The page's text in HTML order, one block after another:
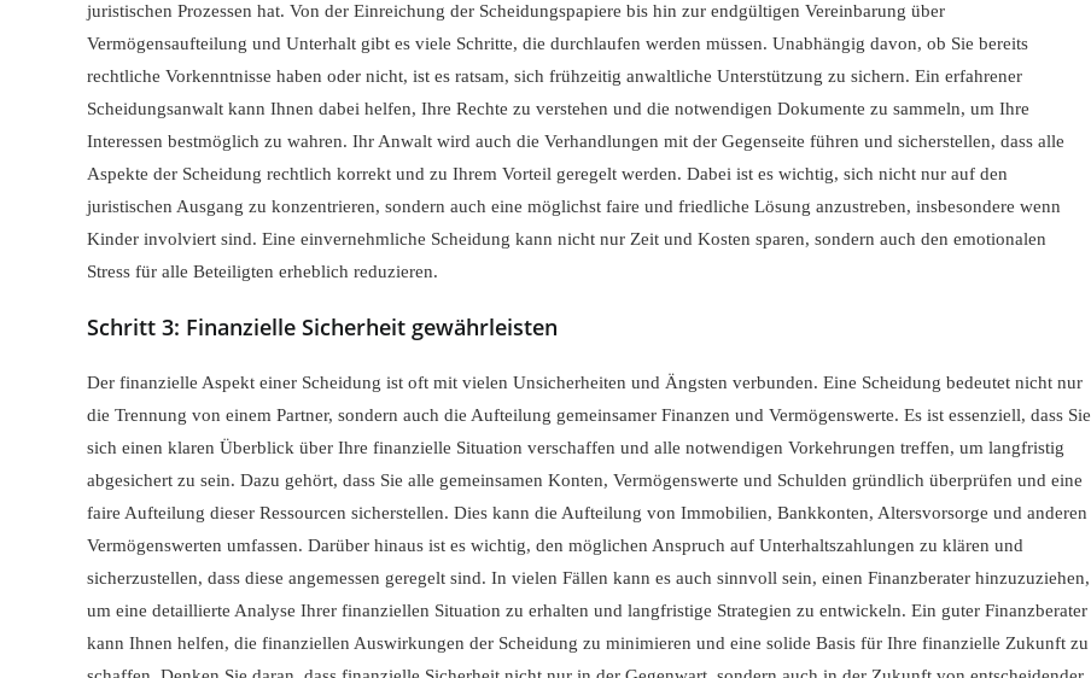
juristischen Prozessen hat. Von der Einreichung der Scheidungspapiere bis hin zur endgültigen Vereinbarung über
Vermögensaufteilung und Unterhalt gibt es viele Schritte, die durchlaufen werden müssen. Unabhängig davon, ob Sie bereits
rechtliche Vorkenntnisse haben oder nicht, ist es ratsam, sich frühzeitig anwaltliche Unterstützung zu sichern. Ein erfahrener
Scheidungsanwalt kann Ihnen dabei helfen, Ihre Rechte zu verstehen und die notwendigen Dokumente zu sammeln, um Ihre
Interessen bestmöglich zu wahren. Ihr Anwalt wird auch die Verhandlungen mit der Gegenseite führen und sicherstellen, dass alle
Aspekte der Scheidung rechtlich korrekt und zu Ihrem Vorteil geregelt werden. Dabei ist es wichtig, sich nicht nur auf den
juristischen Ausgang zu konzentrieren, sondern auch eine möglichst faire und friedliche Lösung anzustreben, insbesondere wenn
Kinder involviert sind. Eine einvernehmliche Scheidung kann nicht nur Zeit und Kosten sparen, sondern auch den emotionalen
Stress für alle Beteiligten erheblich reduzieren.
Schritt 3: Finanzielle Sicherheit gewährleisten
Der finanzielle Aspekt einer Scheidung ist oft mit vielen Unsicherheiten und Ängsten verbunden. Eine Scheidung bedeutet nicht nur
die Trennung von einem Partner, sondern auch die Aufteilung gemeinsamer Finanzen und Vermögenswerte. Es ist essenziell, dass Sie
sich einen klaren Überblick über Ihre finanzielle Situation verschaffen und alle notwendigen Vorkehrungen treffen, um langfristig
abgesichert zu sein. Dazu gehört, dass Sie alle gemeinsamen Konten, Vermögenswerte und Schulden gründlich überprüfen und eine
faire Aufteilung dieser Ressourcen sicherstellen. Dies kann die Aufteilung von Immobilien, Bankkonten, Altersvorsorge und anderen
Vermögenswerten umfassen. Darüber hinaus ist es wichtig, den möglichen Anspruch auf Unterhaltszahlungen zu klären und
sicherzustellen, dass diese angemessen geregelt sind. In vielen Fällen kann es auch sinnvoll sein, einen Finanzberater hinzuzuziehen,
um eine detaillierte Analyse Ihrer finanziellen Situation zu erhalten und langfristige Strategien zu entwickeln. Ein guter Finanzberater
kann Ihnen helfen, die finanziellen Auswirkungen der Scheidung zu minimieren und eine solide Basis für Ihre finanzielle Zukunft zu